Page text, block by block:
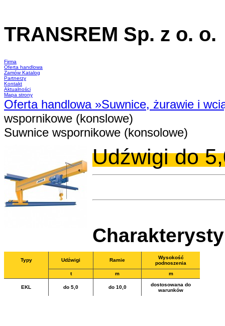
TRANSREM Sp. z o. o.
Firma
Oferta handlowa
Zamów Katalog
Partnerzy
Kontakt
Aktualności
Mapa strony
Oferta handlowa »Suwnice, żurawie i
wspornikowe (konslowe)
Suwnice wspornikowe (konsolowe)
Udźwigi do
Typy Udźwigi Ramie
Wysokość
podnoszenia
t
m m
EKL do 5,0 do 10,0
dostosowana do
warunków